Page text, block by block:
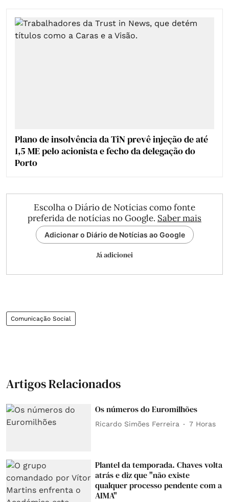
Plano de insolvência da TiN prevê injeção de até
1,5 ME pelo acionista e fecho da delegação do
Porto
Escolha o Diário de Notícias como fonte
preferida de notícias no Google. Saber mais
Adicionar o Diário de Notícias ao Google
Já adicionei
Comunicação Social
Artigos Relacionados
Os números do Euromilhões
Ricardo Simões Ferreira 7 Horas
Plantel da temporada. Chaves volta
atrás e diz que "não existe
qualquer processo pendente com a
AIMA"